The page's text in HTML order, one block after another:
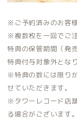
※ご予約済みのお客
※複数枚を一回でご
特典の保管期間（発
特典付与対象外とな
※特典の数には限り
せていただきます。
※タワーレコード店
る場合がございます。